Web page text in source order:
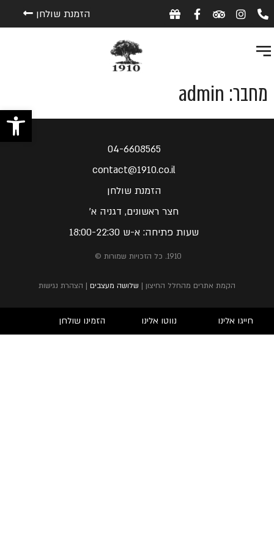
הזמנת שולחן
מחבר: admin
04-6608565
contact@1910.co.il
הזמנת שולחן
חצר ראשונים, דגניה א'
שעות פתיחה: א-ש 18:00-22:30
1910. כל הזכויות שמורות ©
הקמת אתרים מהחלל החיצון | שלושה מעצבים | הצהרת נגישות
חייגו אלינו נווטו אלינו הזמינו שולחן